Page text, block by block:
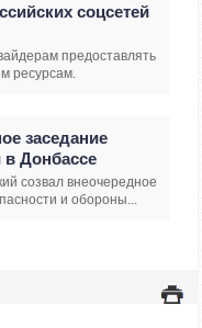
соцсетей
предоставлять
ресурсам.
заседание
Донбассе
созвал внеочередное
и обороны...